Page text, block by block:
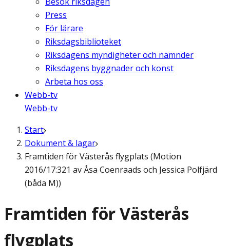
Press
För lärare
Riksdagsbiblioteket
Riksdagens myndigheter och nämnder
Riksdagens byggnader och konst
Arbeta hos oss
Webb-tv
Webb-tv
Start
Dokument & lagar
Framtiden för Västerås flygplats (Motion
2016/17:321 av Åsa Coenraads och Jessica Polfjärd
(båda M))
Framtiden för Västerås
flygplats